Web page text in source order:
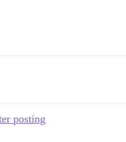
posting